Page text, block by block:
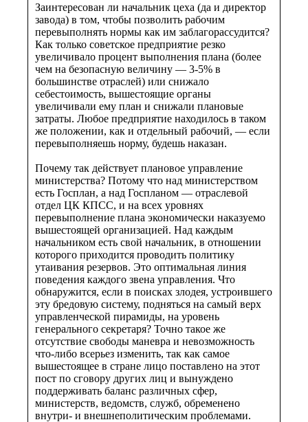
Заинтересован ли начальник цеха (да и директор
завода) в том, чтобы позволить рабочим
перевыполнять нормы как им заблагорассудится?
Как только советское предприятие резко
увеличивало процент выполнения плана (более
чем на безопасную величину — 3-5% в
большинстве отраслей) или снижало
себестоимость, вышестоящие органы
увеличивали ему план и снижали плановые
затраты. Любое предприятие находилось в таком
же положении, как и отдельный рабочий, — если
перевыполняешь норму, будешь наказан.
Почему так действует плановое управление
министерства? Потому что над министерством
есть Госплан, а над Госпланом — отраслевой
отдел ЦК КПСС, и на всех уровнях
перевыполнение плана экономически наказуемо
вышестоящей организацией. Над каждым
начальником есть свой начальник, в отношении
которого приходится проводить политику
утаивания резервов. Это оптимальная линия
поведения каждого звена управления. Что
обнаружится, если в поисках злодея, устроившего
эту бредовую систему, подняться на самый верх
управленческой пирамиды, на уровень
генерального секретаря? Точно такое же
отсутствие свободы маневра и невозможность
что-либо всерьез изменить, так как самое
вышестоящее в стране лицо поставлено на этот
пост по сговору других лиц и вынуждено
поддерживать баланс различных сфер,
министерств, ведомств, служб, обременено
внутри- и внешнеполитическим проблемами.